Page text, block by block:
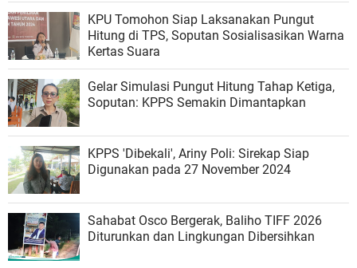
KPU Tomohon Siap Laksanakan Pungut
Hitung di TPS, Soputan Sosialisasikan Warna
Kertas Suara
Gelar Simulasi Pungut Hitung Tahap Ketiga,
Soputan: KPPS Semakin Dimantapkan
KPPS 'Dibekali', Ariny Poli: Sirekap Siap
Digunakan pada 27 November 2024
Sahabat Osco Bergerak, Baliho TIFF 2026
Diturunkan dan Lingkungan Dibersihkan